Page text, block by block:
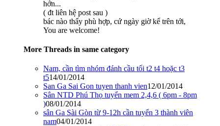
hớn...
( đt liên hệ post sau )
bác nào thấy phù hợp, cứ ngày giờ kể trên tới,
You are welcome!
More Threads in same category
Nam, cần tìm nhóm đánh cầu tối t2 t4 hoặc t3
t514/01/2014
San Ga Sai Gon tuyen thanh vien12/01/2014
Sân NTD Phú Thọ tuyển mem 2,4,6 ( 6pm - 8pm
)08/01/2014
sân Ga Sài Gòn từ 9-12h cần tuyển 3 thành viên
nam04/01/2014